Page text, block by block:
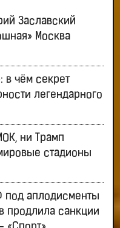
Заславский
Москва
в чём секрет
легендарного
ни Трамп
стадионы
под аплодисменты
продлила санкции